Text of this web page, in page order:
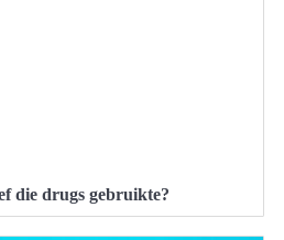
die drugs gebruikte?